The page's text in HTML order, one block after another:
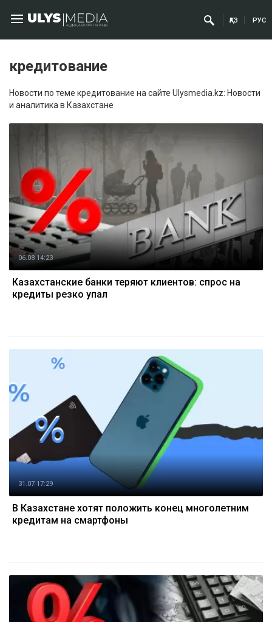
ҚАЗ РУС
кредитование
Новости по теме кредитование на сайте Ulysmedia.kz: Новости
и аналитика в Казахстане
06.08 14:23
Казахстанские банки теряют клиентов: спрос на
кредиты резко упал
31.07 17:29
В Казахстане хотят положить конец многолетним
кредитам на смартфоны